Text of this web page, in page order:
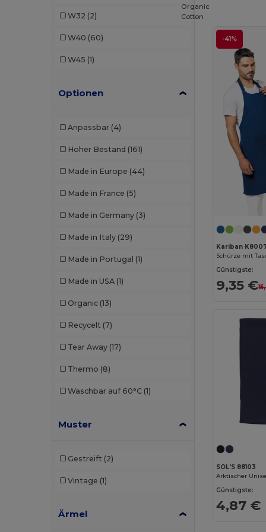
Herock (10)
Premier
Result
W32 (2)
W40 (60)
W45 (1)
Optionen
Anpassbar (4)
Hoher Bestand (161)
Made in Europe (44)
Made in France (5)
Made in Germany (3)
Made in Italy (29)
Made in Portugal (1)
Made in USA (1)
Organic (13)
Recycelt (7)
Tear Away (17)
Thermo (8)
Waschbar auf 60°C (1)
Muster
Gestreift (2)
Vintage (1)
Ärmel
-41%
Organic
Cotton
Kariban
Schürze mit
Günstigste:
9,35 €
SOL'S 88103
Günstigste:
4,87 €